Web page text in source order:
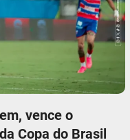
vence o
Copa do Brasil